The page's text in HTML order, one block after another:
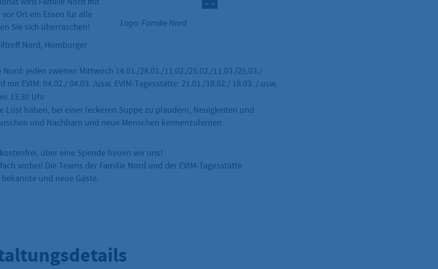
Logo: Familie Nord
vor Ort ein Essen für alle
Sie sich überraschen!
Nord, Homburger
Nord: jeden zweiten Mittwoch 14.01./28.01./11.02./25.02./11.03./25.03./
mit EVIM: 04.02./ 04.03. /usw. EVIM-Tagesstätte: 21.01./18.02./ 18.03. / usw.
13:30 Uhr
Lust haben, bei einer leckeren Suppe zu plaudern, Neuigkeiten und
und Nachbarn und neue Menschen kennenzulernen
über eine Spende freuen wir uns!
vorbei! Die Teams der Familie Nord und der EVIM-Tagesstätte
und neue Gäste.